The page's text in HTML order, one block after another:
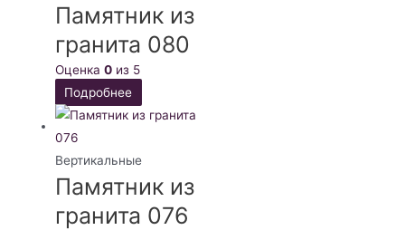
Памятник из
гранита 080
Оценка0 из 5
Подробнее
Вертикальные
Памятник из
гранита 076